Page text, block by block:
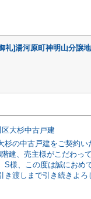
礼]湯河原町神明山分譲地
大杉中古戸建
杉の中古戸建をご契約い
建、売主様がこだわっ
S様、この度は誠におめ
き渡しまで引き続きよろ